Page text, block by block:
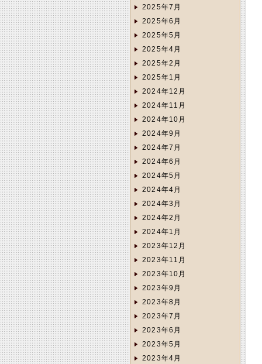
2025年7月
2025年6月
2025年5月
2025年4月
2025年2月
2025年1月
2024年12月
2024年11月
2024年10月
2024年9月
2024年7月
2024年6月
2024年5月
2024年4月
2024年3月
2024年2月
2024年1月
2023年12月
2023年11月
2023年10月
2023年9月
2023年8月
2023年7月
2023年6月
2023年5月
2023年4月